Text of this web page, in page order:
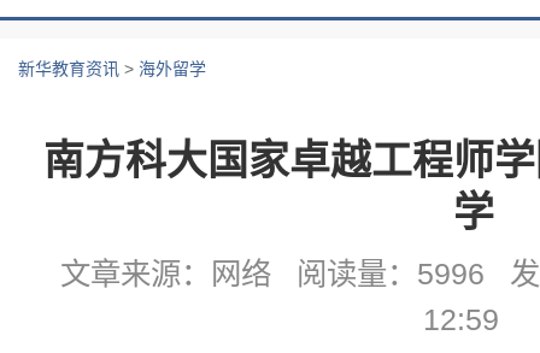
新华教育资讯 > 海外留学
南方科大国家卓越工程师
学
文章来源：网络 阅读量：5996
12:59